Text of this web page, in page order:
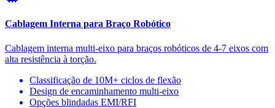
Cablagem Interna para Braço Robótico
Cablagem interna multi-eixo para braços robóticos de 4-7 eixos com
alta resistência à torção.
Classificação de 10M+ ciclos de flexão
Design de encaminhamento multi-eixo
Opções blindadas EMI/RFI